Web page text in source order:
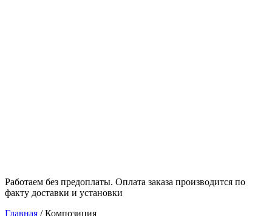
Работаем без предоплаты. Оплата заказа производится по
факту доставки и установки
Главная /Композиция